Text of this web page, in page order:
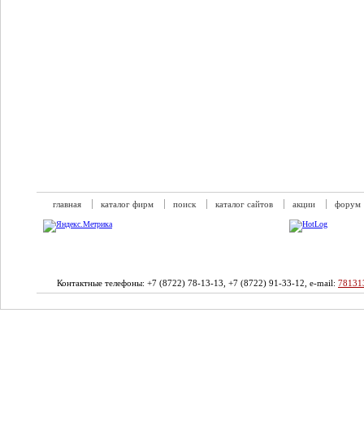
главная каталог фирм поиск каталог сайтов акции форум
Контактные телефоны: +7 (8722) 78-13-13, +7 (8722) 91-33-12, e-mail: